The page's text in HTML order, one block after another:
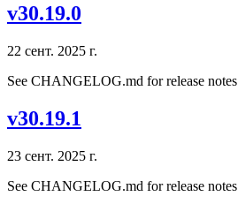
v30.19.0
22 сент. 2025 г.
See CHANGELOG.md for release notes
v30.19.1
23 сент. 2025 г.
See CHANGELOG.md for release notes